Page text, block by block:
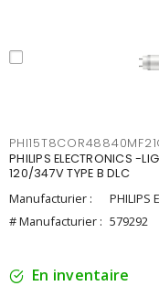
PHILIPS ELECTRONICS -
120/347V TYPE B DLC
Manufacturier :
PHILIPS
# Manufacturier : 579292
En inventaire